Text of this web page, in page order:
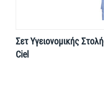
Σετ Υγειονομικής
Ciel